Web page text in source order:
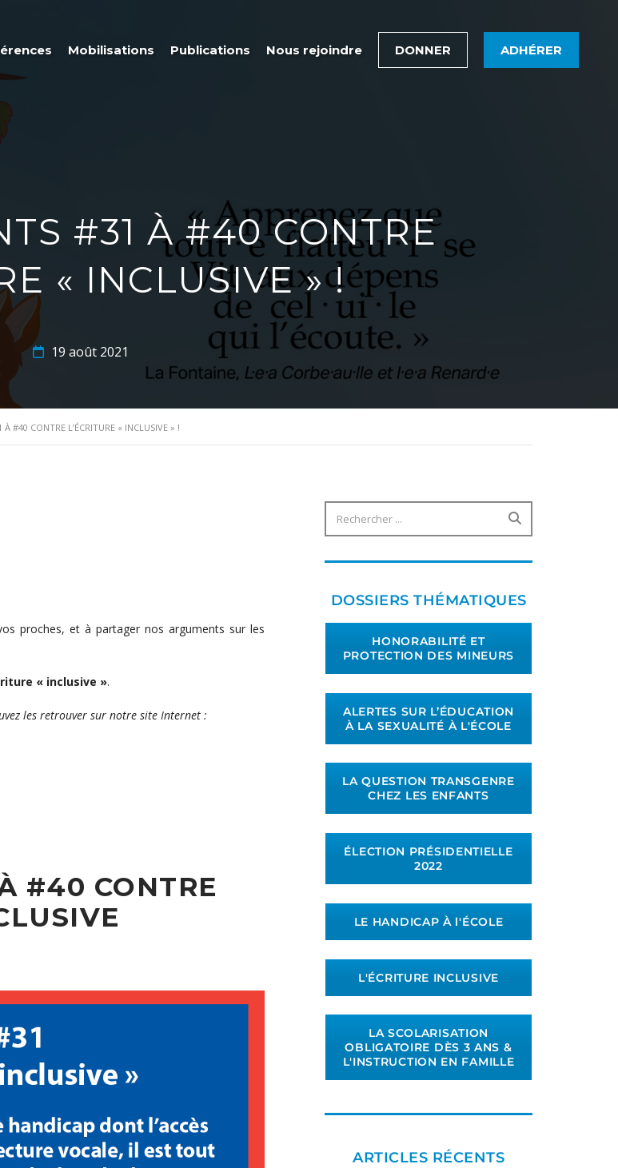
Mobilisations Publications Nous rejoindre DONNER ADHÉRER
#31 À #40 CONTRE
« INCLUSIVE » !
#40 CONTRE L’ÉCRITURE « INCLUSIVE » !
19 août 2021
proches, et à partager nos arguments sur les
« inclusive ».
les retrouver sur notre site Internet :
#40 CONTRE
DOSSIERS THÉMATIQUES
HONORABILITÉ ET
PROTECTION DES MINEURS
ALERTES SUR L’ÉDUCATION
À LA SEXUALITÉ À L'ÉCOLE
LA QUESTION TRANSGENRE
CHEZ LES ENFANTS
ÉLECTION PRÉSIDENTIELLE
2022
LE HANDICAP À l'ÉCOLE
L'ÉCRITURE INCLUSIVE
LA SCOLARISATION
OBLIGATOIRE DÈS 3 ANS &
L'INSTRUCTION EN FAMILLE
ARTICLES RÉCENTS